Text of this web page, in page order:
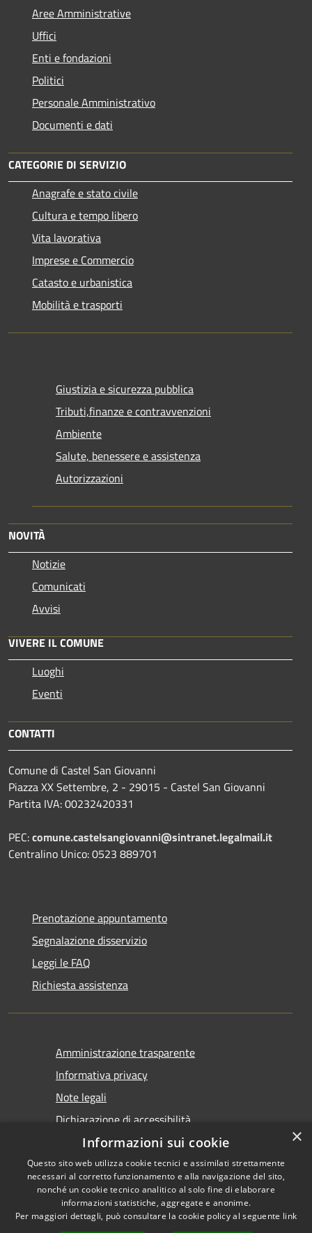
Aree Amministrative
Uffici
Enti e fondazioni
Politici
Personale Amministrativo
Documenti e dati
CATEGORIE DI SERVIZIO
Anagrafe e stato civile
Cultura e tempo libero
Vita lavorativa
Imprese e Commercio
Catasto e urbanistica
Mobilità e trasporti
Giustizia e sicurezza pubblica
Tributi,finanze e contravvenzioni
Ambiente
Salute, benessere e assistenza
Autorizzazioni
NOVITÀ
Notizie
Comunicati
Avvisi
VIVERE IL COMUNE
Luoghi
Eventi
CONTATTI
Comune di Castel San Giovanni
Piazza XX Settembre, 2 - 29015 - Castel San Giovanni
Partita IVA: 00232420331
PEC:comune.castelsangiovanni@sintranet.legalmail.it
Centralino Unico: 0523 889701
Prenotazione appuntamento
Segnalazione disservizio
Leggi le FAQ
Richiesta assistenza
Amministrazione trasparente
Informativa privacy
Note legali
Dichiarazione di accessibilità
Accessibilità
Copyright © 2026 • Comune di
Castel San Giovanni • Powered
×
Informazioni sui cookie
Questo sito web utilizza cookie tecnici e assimilati strettamente
necessari al corretto funzionamento e alla navigazione del sito,
nonché un cookie tecnico analitico al solo fine di elaborare
informazioni statistiche, aggregate e anonime.
Per maggiori dettagli, può consultare la cookie policy al seguente link